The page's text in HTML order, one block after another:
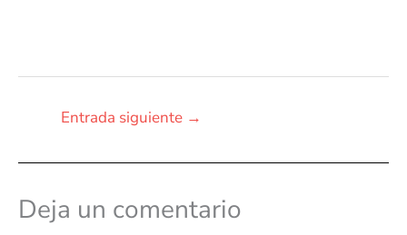
Entrada siguiente →
Deja un comentario